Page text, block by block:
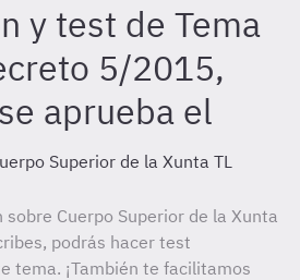
y test de Tema
5/2015,
aprueba el
Superior de la Xunta TL
Cuerpo Superior de la Xunta
podrás hacer test
tema. ¡También te facilitamos